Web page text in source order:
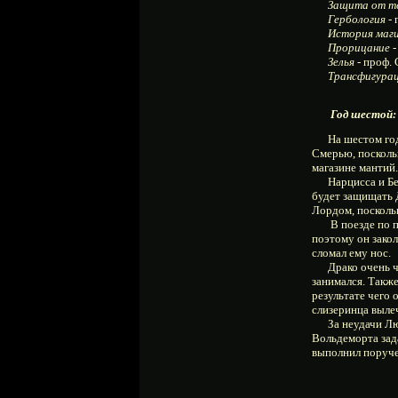
Защита от
Гербология -
История
Прорицание
Зелья - проф.
Год шестой:
На шестом
Смерью,
магазине мантий.
Нарцисса и
будет защищать
Лордом,
В поезде по
поэтому он
сломал ему нос.
Драко очень
занимался.
результате
слизеринца
За неудачи
Вольдеморта
выполнил